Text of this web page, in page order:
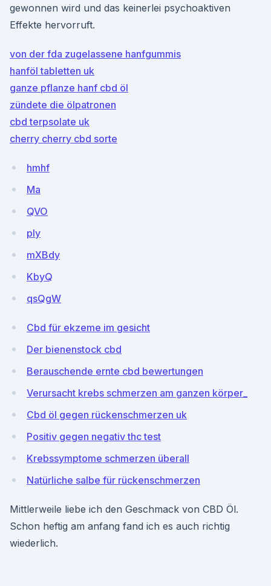
gewonnen wird und das keinerlei psychoaktiven
Effekte hervorruft.
von der fda zugelassene hanfgummis
hanföl tabletten uk
ganze pflanze hanf cbd öl
zündete die ölpatronen
cbd terpsolate uk
cherry cherry cbd sorte
hmhf
Ma
QVO
ply
mXBdy
KbyQ
qsQgW
Cbd für ekzeme im gesicht
Der bienenstock cbd
Berauschende ernte cbd bewertungen
Verursacht krebs schmerzen am ganzen körper_
Cbd öl gegen rückenschmerzen uk
Positiv gegen negativ thc test
Krebssymptome schmerzen überall
Natürliche salbe für rückenschmerzen
Mittlerweile liebe ich den Geschmack von CBD Öl.
Schon heftig am anfang fand ich es auch richtig
wiederlich.